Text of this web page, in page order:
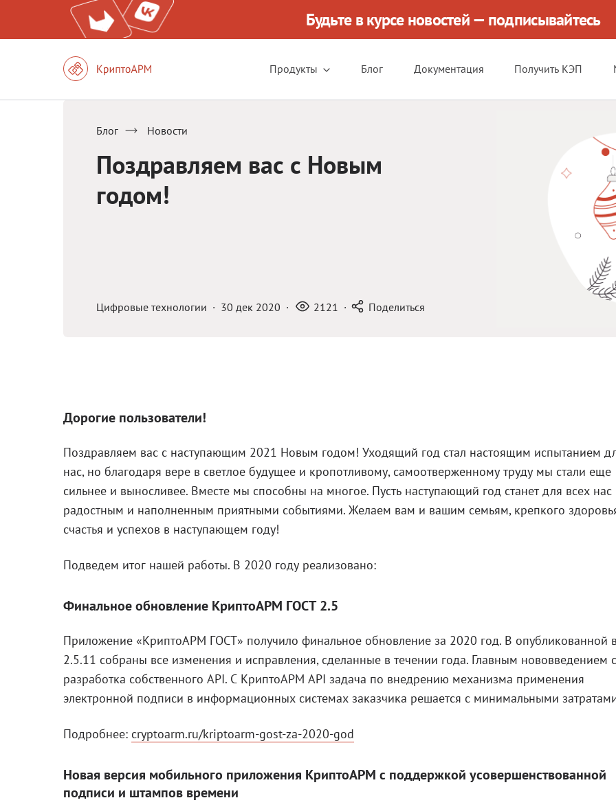
Будьте в курсе новостей — подписывайтесь
Продукты Блог Документация Получить КЭП
Блог Новости
Поздравляем вас с Новым
годом!
Цифровые технологии · 30 дек 2020 · 2121 · Поделиться
Дорогие пользователи!
Поздравляем вас с наступающим 2021 Новым годом! Уходящий год стал настоящим испытанием
нас, но благодаря вере в светлое будущее и кропотливому, самоотверженному труду мы стали еще
сильнее и выносливее. Вместе мы способны на многое. Пусть наступающий год станет для всех нас
радостным и наполненным приятными событиями. Желаем вам и вашим семьям, крепкого
счастья и успехов в наступающем году!
Подведем итог нашей работы. В 2020 году реализовано:
Финальное обновление КриптоАРМ ГОСТ 2.5
Приложение «КриптоАРМ ГОСТ» получило финальное обновление за 2020 год. В опубликованной
2.5.11 собраны все изменения и исправления, сделанные в течении года. Главным нововведением
разработка собственного API. С КриптоАРМ API задача по внедрению механизма применения
электронной подписи в информационных системах заказчика решается с минимальными
Подробнее: cryptoarm.ru/kriptoarm-gost-za-2020-god
Новая версия мобильного приложения КриптоАРМ с поддержкой усовершенствованной
подписи и штампов времени